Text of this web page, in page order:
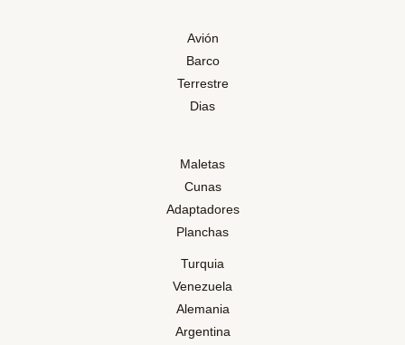
Avión
Barco
Terrestre
Dias
Maletas
Cunas
Adaptadores
Planchas
Turquia
Venezuela
Alemania
Argentina